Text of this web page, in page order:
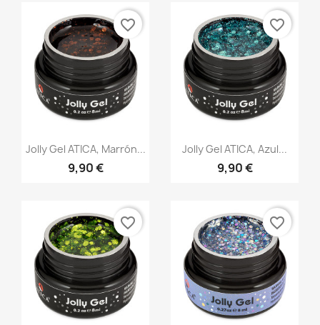
Vista rápida
Jolly Gel ATICA, Marrón...
9,90 €
favorite_border
Vista rápida
Jolly Gel ATICA, Azul...
9,90 €
favorite_border
favorite_border favorite_border